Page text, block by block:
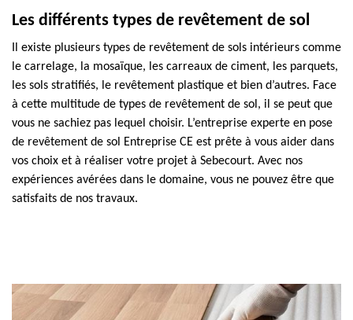
Les différents types de revêtement de sol
Il existe plusieurs types de revêtement de sols intérieurs comme
le carrelage, la mosaïque, les carreaux de ciment, les parquets,
les sols stratifiés, le revêtement plastique et bien d’autres. Face
à cette multitude de types de revêtement de sol, il se peut que
vous ne sachiez pas lequel choisir. L’entreprise experte en pose
de revêtement de sol Entreprise CE est prête à vous aider dans
vos choix et à réaliser votre projet à Sebecourt. Avec nos
expériences avérées dans le domaine, vous ne pouvez être que
satisfaits de nos travaux.